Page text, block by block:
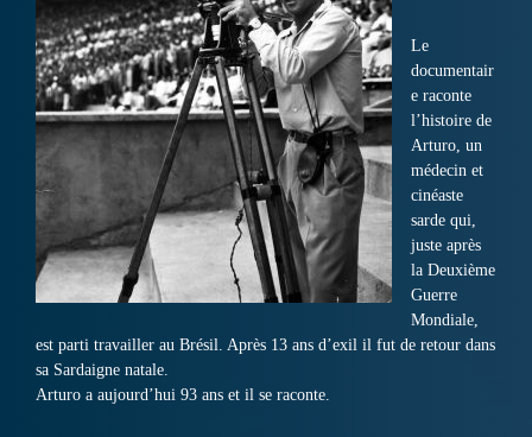
Le
documentair
e raconte
l’histoire de
Arturo, un
médecin et
cinéaste
sarde qui,
juste après
la Deuxième
Guerre
Mondiale,
est parti travailler au Brésil. Après 13 ans d’exil il fut de retour dans
sa Sardaigne natale.
Arturo a aujourd’hui 93 ans et il se raconte.